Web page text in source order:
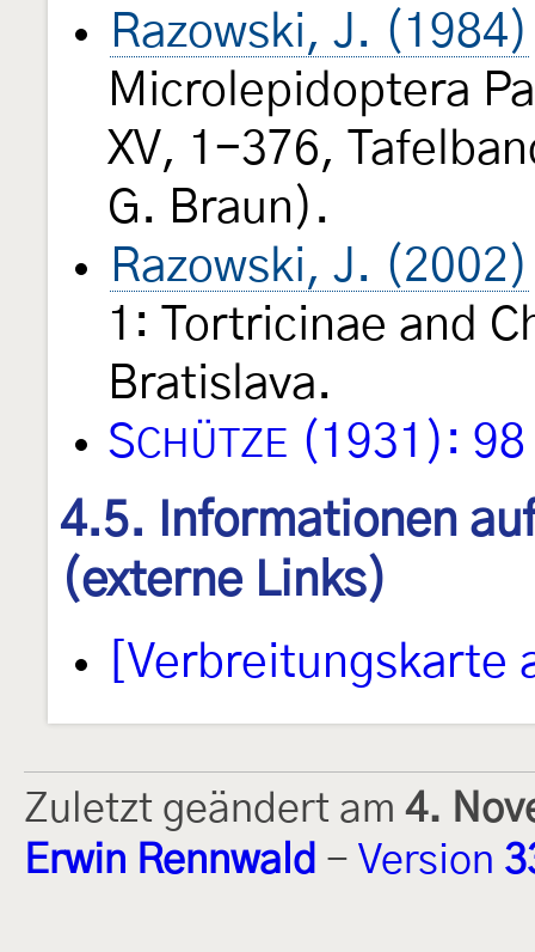
Razowski, J. (1984)
Microlepidoptera
XV, 1-376,
G. Braun).
Razowski, J. (2002)
1: Tortricinae and
Bratislava.
SCHÜTZE (1931): 98
4.5. Informationen
(externe Links)
Zuletzt geändert am 4.
Erwin Rennwald - Version